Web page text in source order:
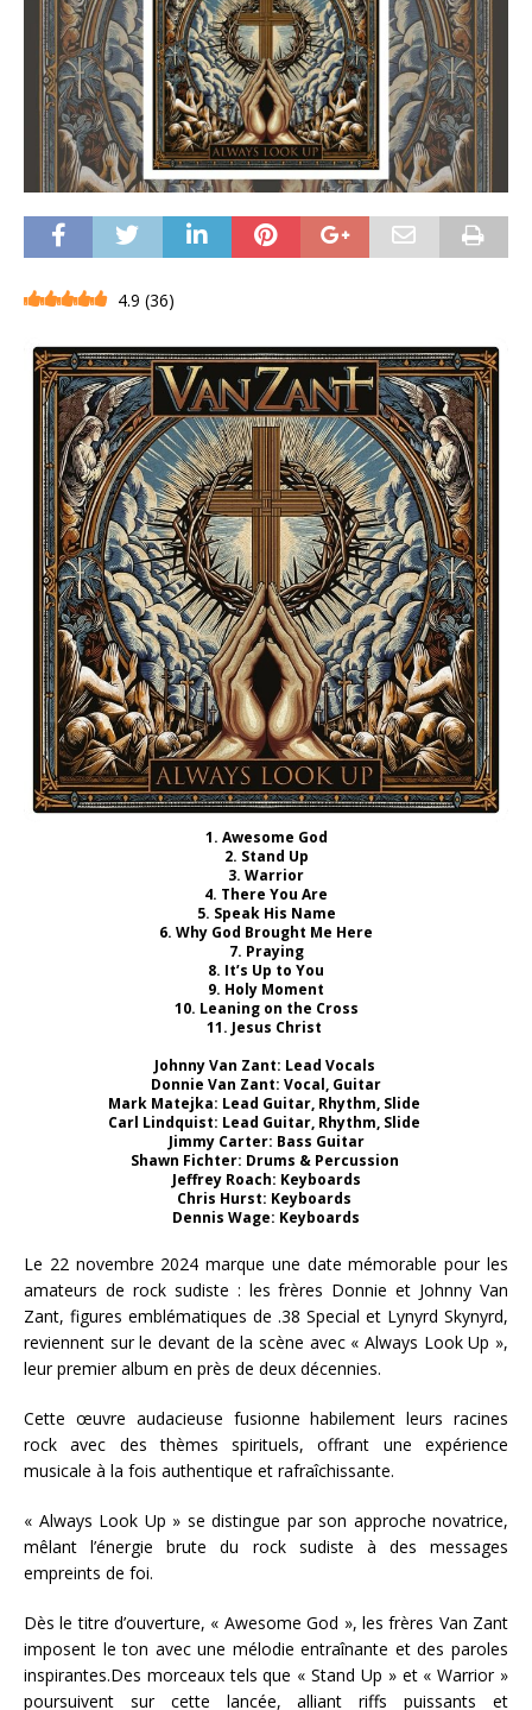
4.9 (36)
1. Awesome God
2. Stand Up
3. Warrior
4. There You Are
5. Speak His Name
6. Why God Brought Me Here
7. Praying
8. It’s Up to You
9. Holy Moment
10. Leaning on the Cross
11. Jesus Christ
Johnny Van Zant: Lead Vocals
Donnie Van Zant: Vocal, Guitar
Mark Matejka: Lead Guitar, Rhythm, Slide
Carl Lindquist: Lead Guitar, Rhythm, Slide
Jimmy Carter: Bass Guitar
Shawn Fichter: Drums & Percussion
Jeffrey Roach: Keyboards
Chris Hurst: Keyboards
Dennis Wage: Keyboards
Le 22 novembre 2024 marque une date mémorable pour les
amateurs de rock sudiste : les frères Donnie et Johnny Van
Zant, figures emblématiques de .38 Special et Lynyrd Skynyrd,
reviennent sur le devant de la scène avec « Always Look Up »,
leur premier album en près de deux décennies.
Cette œuvre audacieuse fusionne habilement leurs racines
rock avec des thèmes spirituels, offrant une expérience
musicale à la fois authentique et rafraîchissante.
« Always Look Up » se distingue par son approche novatrice,
mêlant l’énergie brute du rock sudiste à des messages
empreints de foi.
Dès le titre d’ouverture, « Awesome God », les frères Van Zant
imposent le ton avec une mélodie entraînante et des paroles
inspirantes.Des morceaux tels que « Stand Up » et « Warrior »
poursuivent sur cette lancée, alliant riffs puissants et